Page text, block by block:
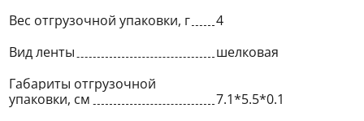
Вес отгрузочной упаковки, г
4
Вид ленты
шелковая
Габариты отгрузочной
упаковки, см
7.1*5.5*0.1